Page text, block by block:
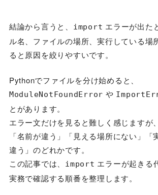
結論から言うと、 import エラーが出た
ル名、ファイルの場所、実行している場
ると原因を絞りやすいです。
Pythonでファイルを分け始めると、
ModuleNotFoundError や
とがあります。
エラー文だけを見ると難しく感じますが
「名前が違う」「見える場所にない」「
違う」のどれかです。
この記事では、
import エラーが起きる
実務で確認する順番を整理します。